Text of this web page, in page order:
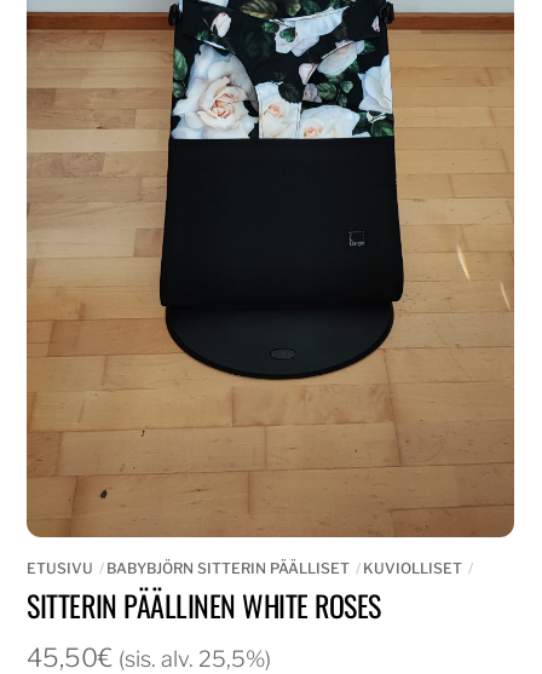
ETUSIVU BABYBJÖRN SITTERIN PÄÄLLISET KUVIOLLISET
SITTERIN PÄÄLLINEN WHITE ROSES
45,50€ (sis. alv. 25,5%)